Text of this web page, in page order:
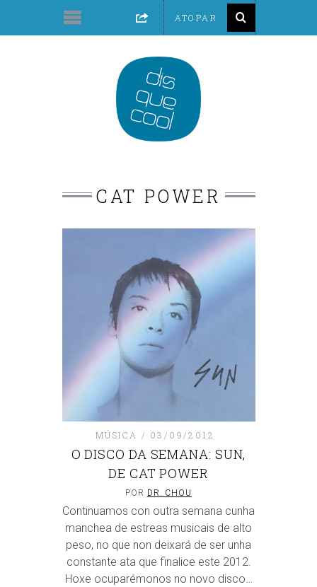
CAT POWER
MÚSICA 03/09/2012
O DISCO DA SEMANA: SUN,
DE CAT POWER
POR DR. CHOU
Continuamos con outra semana cunha
manchea de estreas musicais de alto
peso, no que non deixará de ser unha
constante ata que finalice este 2012.
Hoxe ocuparémonos no novo disco…